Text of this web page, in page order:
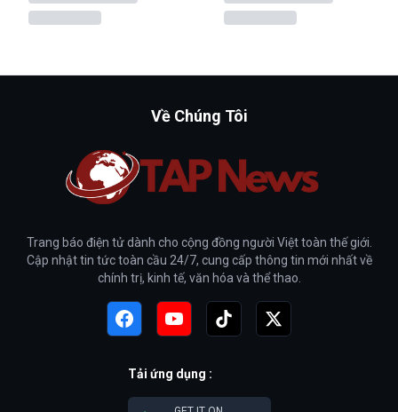
Về Chúng Tôi
Trang báo điện tử dành cho cộng đồng người Việt toàn thế giới.
Cập nhật tin tức toàn cầu 24/7, cung cấp thông tin mới nhất về
chính trị, kinh tế, văn hóa và thể thao.
Tải ứng dụng :